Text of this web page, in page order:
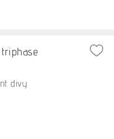
divy